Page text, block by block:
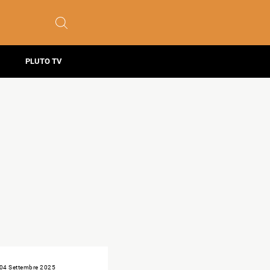
PLUTO TV
Settembre 2025